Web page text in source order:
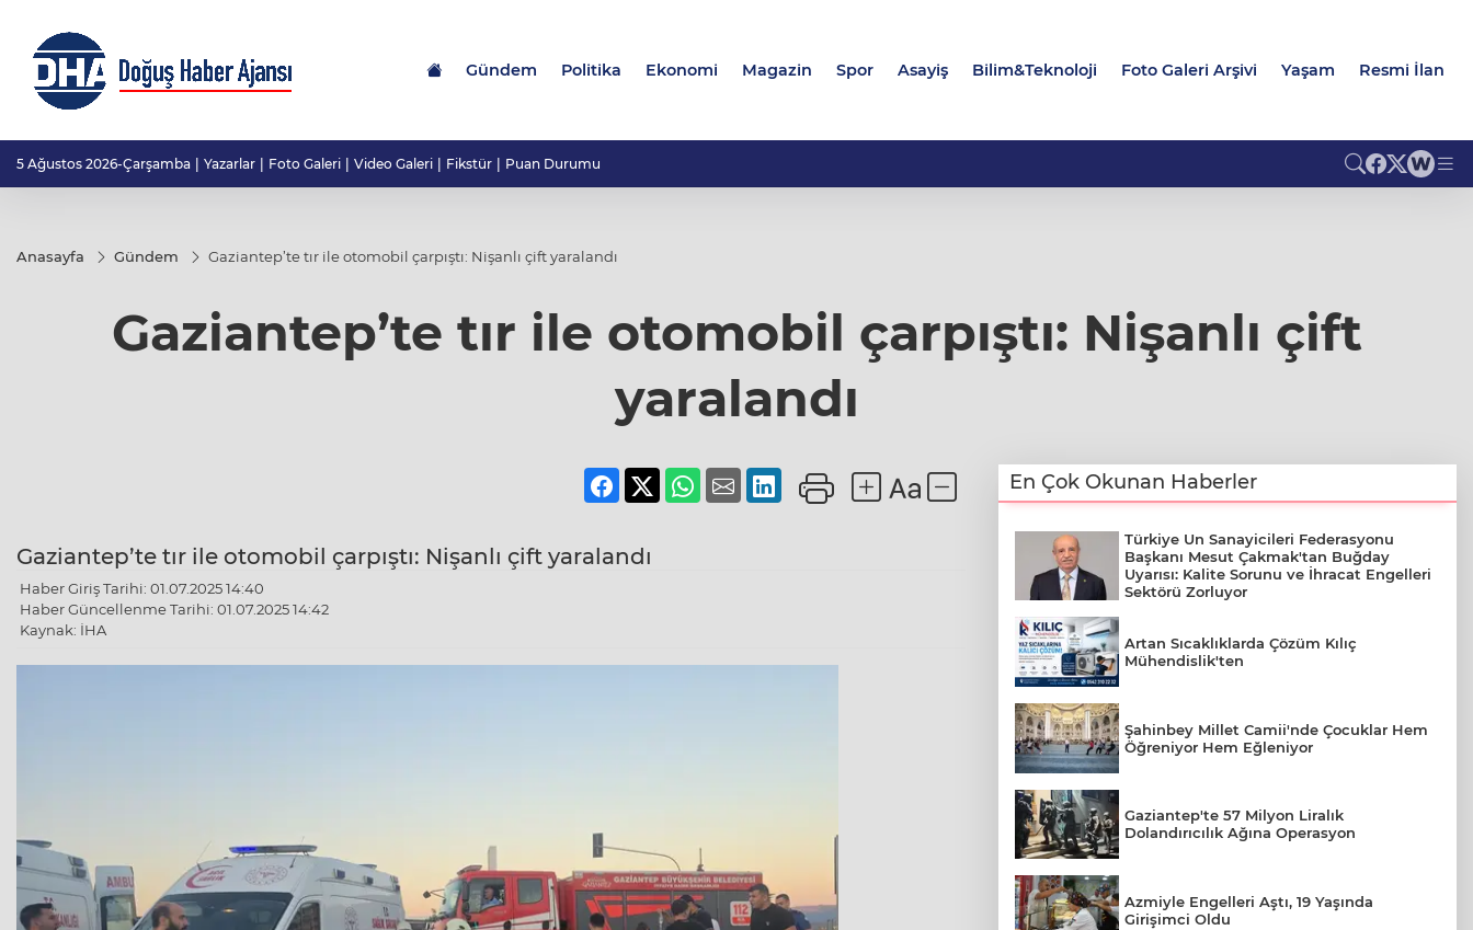
Gündem Politika Ekonomi Magazin Spor Asayiş Bilim&Teknoloji Foto Galeri Arşivi Yaşam Resmi İlan
5 Ağustos 2026-Çarşamba Yazarlar Foto Galeri Video Galeri Fikstür Puan Durumu
Anasayfa Gündem Gaziantep’te tır ile otomobil çarpıştı: Nişanlı çift yaralandı
Gaziantep’te tır ile otomobil çarpıştı: Nişanlı çift
yaralandı
Gaziantep’te tır ile otomobil çarpıştı: Nişanlı çift yaralandı
Haber Giriş Tarihi: 01.07.2025 14:40
Haber Güncellenme Tarihi: 01.07.2025 14:42
Kaynak: İHA
En Çok Okunan Haberler
Türkiye Un Sanayicileri Federasyonu
Başkanı Mesut Çakmak'tan Buğday
Uyarısı: Kalite Sorunu ve İhracat Engelleri
Sektörü Zorluyor
Artan Sıcaklıklarda Çözüm Kılıç
Mühendislik'ten
Şahinbey Millet Camii'nde Çocuklar Hem
Öğreniyor Hem Eğleniyor
Gaziantep'te 57 Milyon Liralık
Dolandırıcılık Ağına Operasyon
Azmiyle Engelleri Aştı, 19 Yaşında
Girişimci Oldu